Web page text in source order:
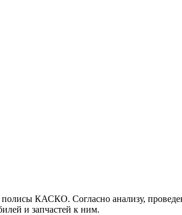
полисы КАСКО. Согласно анализу,
и запчастей к ним.